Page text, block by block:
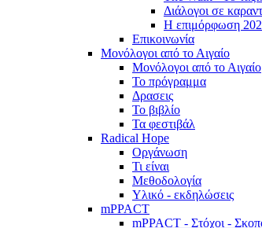
Διάλογοι σε
Η επιμόρφωση
Επικοινωνία
Μονόλογοι από το Αιγαίο
Μονόλογοι από το Αιγαίο
Το πρόγραμμα
Δρασεις
Το βιβλίο
Τα φεστιβάλ
Radical Hope
Οργάνωση
Τι είναι
Μεθοδολογία
Υλικό - εκδηλώσεις
mPPACT
mPPACT - Στόχοι -